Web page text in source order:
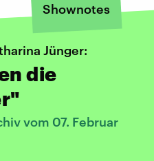
Shownotes
Jünger:
die
vom 07. Februar